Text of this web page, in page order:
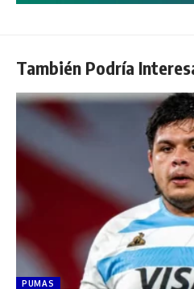
También Podría
PUMAS